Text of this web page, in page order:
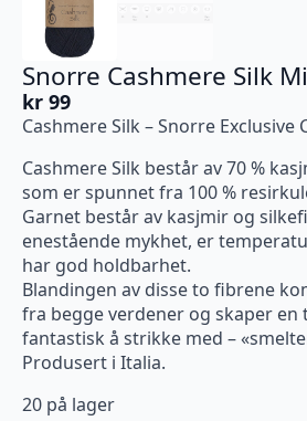
Snorre Cashmere Silk
kr 99
Cashmere Silk – Snorre Exclusive
Cashmere Silk består av 70 %
som er spunnet fra 100 %
Garnet består av kasjmir og
enestående mykhet, er
har god holdbarhet.
Blandingen av disse to fibrene
fra begge verdener og skaper en
fantastisk å strikke med –
Produsert i Italia.
20 på lager